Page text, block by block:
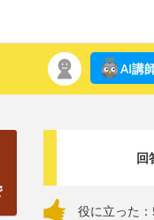
AI講
回
役に立った：